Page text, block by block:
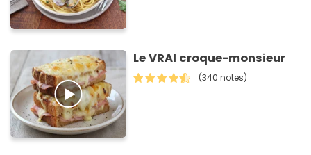
Le VRAI croque-monsieur
(340 notes)